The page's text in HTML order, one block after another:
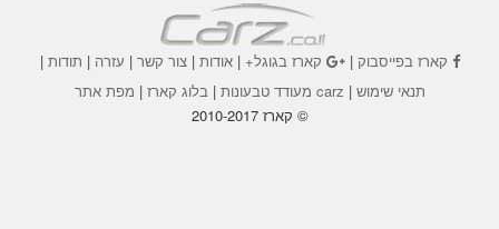
קארז בפייסבוק| קארז בגוגל+|אודות |צור קשר | עזרה | תודות |
תנאי שימוש | carz מעודד טבעונות | בלוג קארז | מפת אתר
© קארז 2010-2017